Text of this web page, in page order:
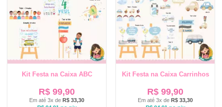
Kit Festa na Caixa ABC
R$ 99,90
Em até 3x de R$ 33,30
Kit Festa na Caixa Carrinhos
R$ 99,90
Em até 3x de R$ 33,30